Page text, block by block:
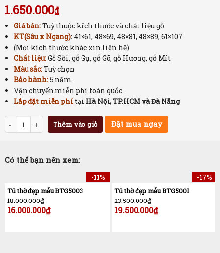
1.650.000₫
Giá bán:Tuỳ thuộc kích thước và chất liệu gỗ
KT(Sâu x Ngang): 41×61, 48×69, 48×81, 48×89, 61×107
(Mọi kích thước khác xin liên hệ)
Chất liệu:Gỗ Sồi, gỗ Gụ, gỗ Gõ, gỗ Hương, gỗ Mít
Màu sắc:Tuỳ chọn
Bảo hành:5 năm
Vận chuyển miễn phí toàn quốc
Lắp đặt miễn phí tại Hà Nội, TP.HCM và Đà Nẵng
Số lượng Thêm vào giỏ Đặt mua ngay
Có thể bạn nên xem:
-11%
Tủ thờ đẹp mẫu BTG5003
18.000.000₫
16.000.000₫
-17%
Tủ thờ đẹp mẫu BTG5001
23.500.000₫
19.500.000₫